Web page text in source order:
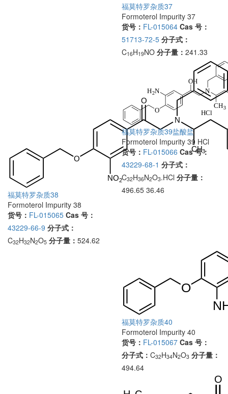
福莫特罗杂质37
Formoterol Impurity 37
货号： FL-015064 Cas 号：
51713-72-5 分子式：
C16H19NO 分子量： 241.33
福莫特罗杂质38
Formoterol Impurity 38
货号： FL-015065 Cas 号：
43229-66-9 分子式：
C32H32N2O5 分子量： 524.62
福莫特罗杂质39盐酸盐
Formoterol Impurity 39 HCl
货号： FL-015066 Cas 号：
43229-68-1 分子式：
C32H36N2O3.HCl 分子量：
496.65 36.46
福莫特罗杂质40
Formoterol Impurity 40
货号： FL-015067 Cas 号：
分子式： C32H34N2O3 分子量：
494.64